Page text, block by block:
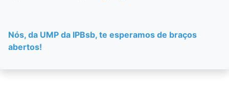
Nós, da UMP da IPBsb, te esperamos de braços
abertos!